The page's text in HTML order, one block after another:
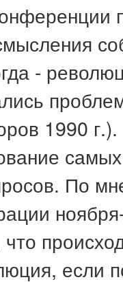
-
1990
По
если